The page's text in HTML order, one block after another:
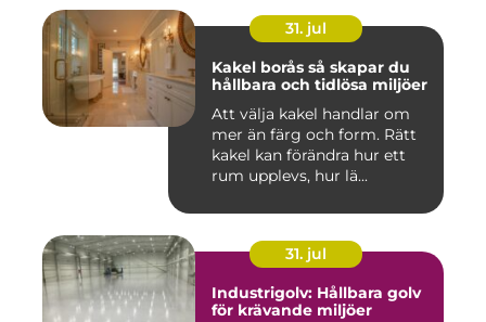
31. jul
Kakel borås så skapar du
hållbara och tidlösa miljöer
Att välja kakel handlar om
mer än färg och form. Rätt
kakel kan förändra hur ett
rum upplevs, hur lä...
31. jul
Industrigolv: Hållbara golv
för krävande miljöer